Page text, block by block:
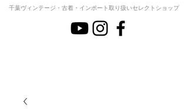
千葉ヴィンテージ・古着・インポート取り扱いセレクトショップ